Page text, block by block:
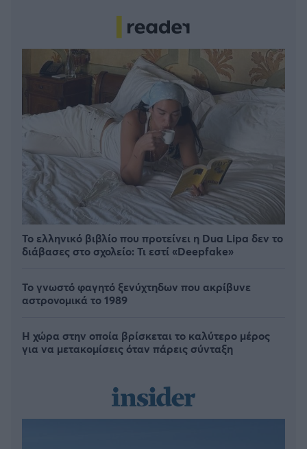
Το ελληνικό βιβλίο που προτείνει η Dua Lipa δεν το
διάβασες στο σχολείο: Τι εστί «Deepfake»
Το γνωστό φαγητό ξενύχτηδων που ακρίβυνε
αστρονομικά το 1989
Η χώρα στην οποία βρίσκεται το καλύτερο μέρος
για να μετακομίσεις όταν πάρεις σύνταξη